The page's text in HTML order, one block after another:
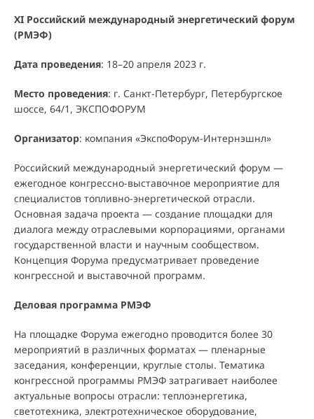
ХI Российский международный энергетический форум
(РМЭФ)
Дата проведения: 18–20 апреля 2023 г.
Место проведения: г. Санкт-Петербург, Петербургское
шоссе, 64/1, ЭКСПОФОРУМ
Организатор: компания «ЭкспоФорум-Интернэшнл»
Российский международный энергетический форум —
ежегодное конгрессно-выставочное мероприятие для
специалистов топливно-энергетической отрасли.
Основная задача проекта — создание площадки для
диалога между отраслевыми корпорациями, органами
государственной власти и научным сообществом.
Концепция Форума предусматривает проведение
конгрессной и выставочной программ.
Деловая программа РМЭФ
На площадке Форума ежегодно проводится более 30
мероприятий в различных форматах — пленарные
заседания, конференции, круглые столы. Тематика
конгрессной программы РМЭФ затрагивает наиболее
актуальные вопросы отрасли: теплоэнергетика,
светотехника, электротехническое оборудование,